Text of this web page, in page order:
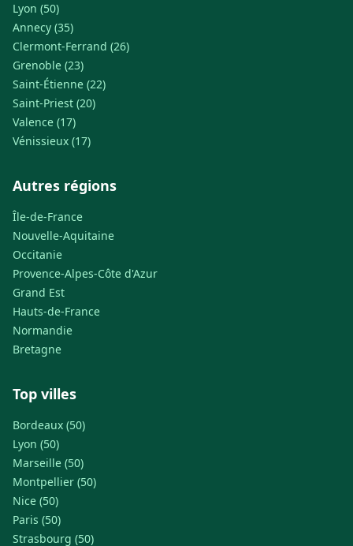
Lyon (50)
Annecy (35)
Clermont-Ferrand (26)
Grenoble (23)
Saint-Étienne (22)
Saint-Priest (20)
Valence (17)
Vénissieux (17)
Autres régions
Île-de-France
Nouvelle-Aquitaine
Occitanie
Provence-Alpes-Côte d'Azur
Grand Est
Hauts-de-France
Normandie
Bretagne
Top villes
Bordeaux (50)
Lyon (50)
Marseille (50)
Montpellier (50)
Nice (50)
Paris (50)
Strasbourg (50)